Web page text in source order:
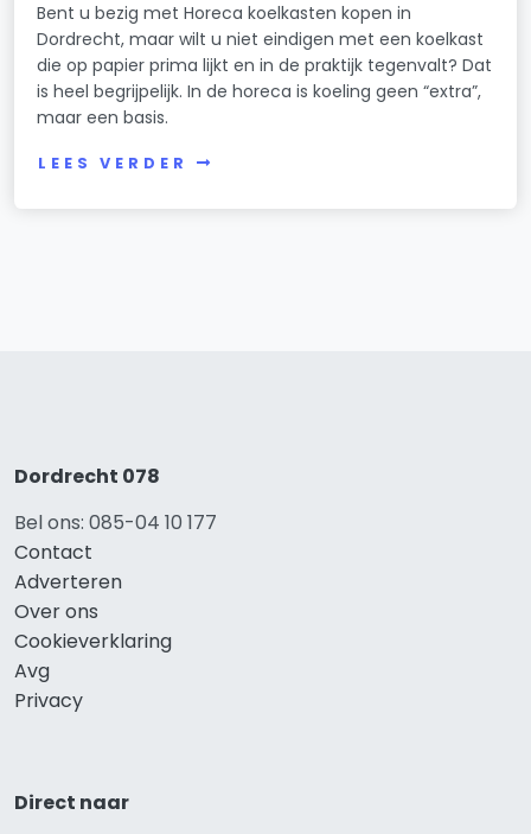
Bent u bezig met Horeca koelkasten kopen in
Dordrecht, maar wilt u niet eindigen met een koelkast
die op papier prima lijkt en in de praktijk tegenvalt? Dat
is heel begrijpelijk. In de horeca is koeling geen “extra”,
maar een basis.
LEES VERDER
Dordrecht 078
Bel ons: 085-04 10 177
Contact
Adverteren
Over ons
Cookieverklaring
Avg
Privacy
Direct naar